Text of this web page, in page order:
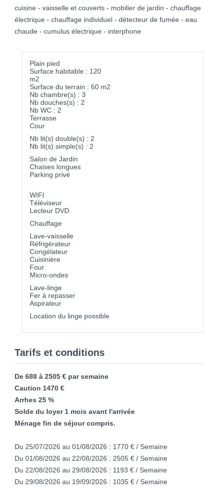
cuisine - vaisselle et couverts - mobilier de jardin - chauffage
électrique - chauffage individuel - détecteur de fumée - eau
chaude - cumulus électrique - interphone
Plain pied
Surface habitable : 120
m2
Surface du terrain : 60 m2
Nb chambre(s) : 3
Nb douches(s) : 2
Nb WC : 2
Terrasse
Cour
Nb lit(s) double(s) : 2
Nb lit(s) simple(s) : 2
Salon de Jardin
Chaises longues
Parking privé
WIFI
Téléviseur
Lecteur DVD
Chauffage
Lave-vaisselle
Réfrigérateur
Congélateur
Cuisinière
Four
Micro-ondes
Lave-linge
Fer à repasser
Aspirateur
Location du linge possible
Tarifs et conditions
De 688 à 2505 € par semaine
Caution 1470 €
Arrhes 25 %
Solde du loyer 1 mois avant l'arrivée
Ménage fin de séjour compris.
Du 25/07/2026 au 01/08/2026 : 1770 € / Semaine
Du 01/08/2026 au 22/08/2026 : 2505 € / Semaine
Du 22/08/2026 au 29/08/2026 : 1193 € / Semaine
Du 29/08/2026 au 19/09/2026 : 1035 € / Semaine